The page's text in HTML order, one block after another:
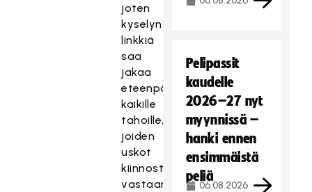
joten
kyselyn
linkkiä
saa
jakaa
eteenpäin
kaikille
tahoille,
joiden
uskot
kiinnostuvan
vastaamaan.
Pelipassit
kaudelle
2026–27 nyt
myynnissä –
hanki ennen
ensimmäistä
peliä
06.08.2026